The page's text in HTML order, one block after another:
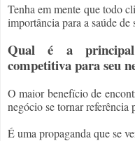
Tenha em mente que todo
importância para a saúde de
Qual é a principal
competitiva para seu
O maior benefício de
negócio se tornar referência
É uma propaganda que se